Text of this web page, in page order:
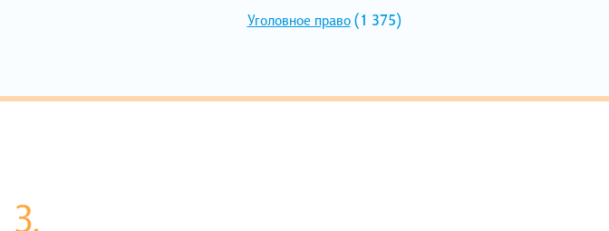
Уголовное право(1 375)
3.